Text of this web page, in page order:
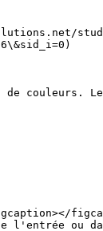
de
de l'entrée